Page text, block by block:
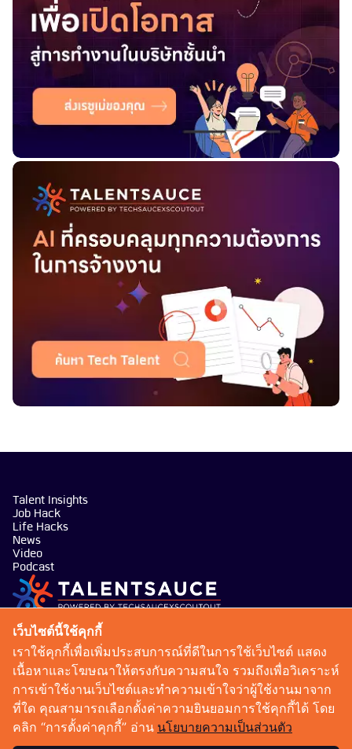
Talent Insights
Job Hack
Life Hacks
News
Video
Podcast
บริษัท เทคซอส มีเดีย จำกัด
101 ทรู ดิจิทัล พาร์ค อาคาร กริฟฟิน ชั้น 14 ห้อง 1401
ถนนสุขุมวิท แขวงบางจาก เขตพระโขนง กรุงเทพมหานคร
10260
talentsauce@techsauce.co
02-001-5375
เว็บไซต์นี้ใช้คุกกี้
เราใช้คุกกี้เพื่อเพิ่มประสบการณ์ที่ดีในการใช้เว็บไซต์ แสดง
เนื้อหาและโฆษณาให้ตรงกับความสนใจ รวมถึงเพื่อวิเคราะห์
การเข้าใช้งานเว็บไซต์และทำความเข้าใจว่าผู้ใช้งานมาจาก
ที่ใด คุณสามารถเลือกตั้งค่าความยินยอมการใช้คุกกี้ได้ โดย
คลิก “การตั้งค่าคุกกี้” อ่าน นโยบายความเป็นส่วนตัว